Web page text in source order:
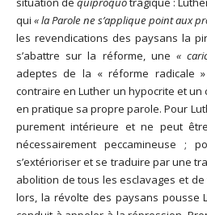
qui « la Parole ne s’applique point aux
les revendications des paysans la
s’abattre sur la réforme, une «
adeptes de la « réforme radicale
contraire en Luther un hypocrite et
en pratique sa propre parole. Pour
purement intérieure et ne peut
nécessairement peccamineuse ;
s’extérioriser et se traduire par une
abolition de tous les esclavages et
lors, la révolte des paysans pousse